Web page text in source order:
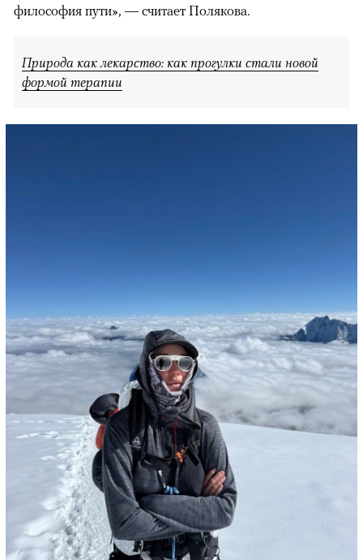
философия пути», — считает Полякова.
Природа как лекарство: как прогулки стали новой
формой терапии